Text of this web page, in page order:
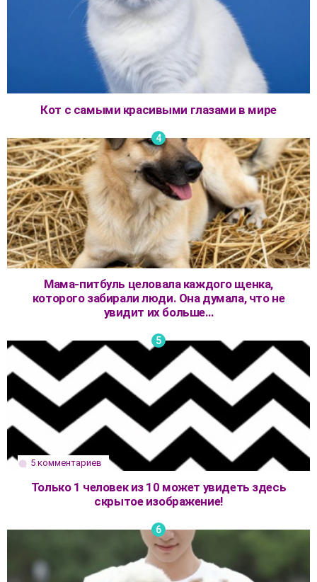
Кот с самыми красивыми глазами в мире
Мама-питбуль целовала каждого щенка,
которого забирали люди. Она думала, что не
увидит их больше…
5 комментариев
Только 1 человек из 10 может увидеть здесь
скрытое изображение!